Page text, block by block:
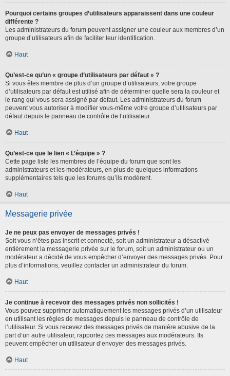
Pourquoi certains groupes d’utilisateurs apparaissent dans une couleur
différente ?
Les administrateurs du forum peuvent assigner une couleur aux membres d’un
groupe d’utilisateurs afin de faciliter leur identification.
Haut
Qu’est-ce qu’un « groupe d’utilisateurs par défaut » ?
Si vous êtes membre de plus d’un groupe d’utilisateurs, votre groupe
d’utilisateurs par défaut est utilisé afin de déterminer quelle sera la couleur et
le rang qui vous sera assigné par défaut. Les administrateurs du forum
peuvent vous autoriser à modifier vous-même votre groupe d’utilisateurs par
défaut depuis le panneau de contrôle de l’utilisateur.
Haut
Qu’est-ce que le lien « L’équipe » ?
Cette page liste les membres de l’équipe du forum que sont les
administrateurs et les modérateurs, en plus de quelques informations
supplémentaires tels que les forums qu’ils modèrent.
Haut
Messagerie privée
Je ne peux pas envoyer de messages privés !
Soit vous n’êtes pas inscrit et connecté, soit un administrateur a désactivé
entièrement la messagerie privée sur le forum, soit un administrateur ou un
modérateur a décidé de vous empêcher d’envoyer des messages privés. Pour
plus d’informations, veuillez contacter un administrateur du forum.
Haut
Je continue à recevoir des messages privés non sollicités !
Vous pouvez supprimer automatiquement les messages privés d’un utilisateur
en utilisant les règles de messages depuis le panneau de contrôle de
l’utilisateur. Si vous recevez des messages privés de manière abusive de la
part d’un autre utilisateur, rapportez ces messages aux modérateurs. Ils
peuvent empêcher un utilisateur d’envoyer des messages privés.
Haut